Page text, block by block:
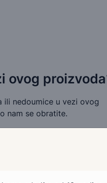
ovog
ili nedoumice u vezi ovog
nam se obratite.